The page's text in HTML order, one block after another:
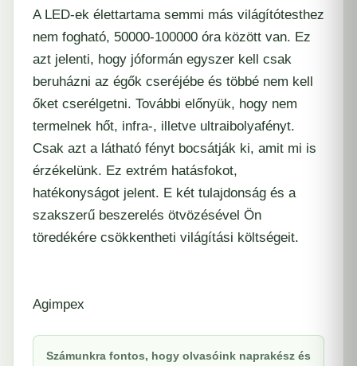
A LED-ek élettartama semmi más világítótesthez
nem fogható, 50000-100000 óra között van. Ez
azt jelenti, hogy jóformán egyszer kell csak
beruházni az égők cseréjébe és többé nem kell
őket cserélgetni. További előnyük, hogy nem
termelnek hőt, infra-, illetve ultraibolyafényt.
Csak azt a látható fényt bocsátják ki, amit mi is
érzékelünk. Ez extrém hatásfokot,
hatékonyságot jelent. E két tulajdonság és a
szakszerű beszerelés ötvözésével Ön
töredékére csökkentheti világítási költségeit.
Agimpex
Számunkra fontos, hogy olvasóink naprakész és